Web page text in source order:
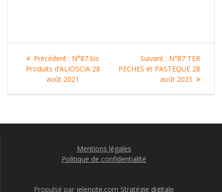
Navigation
l’article
Précédent : Article
précédent
:
N°87 bis
Produits d’ALIOSCIA 28
août 2021
Suivant : Article
suivant
:
N°87 TER
PECHES et PASTEQUE 28
août 2021
Mentions légales
Politique de confidentialité
Propulsé par jelenote.com Stratégie digitale